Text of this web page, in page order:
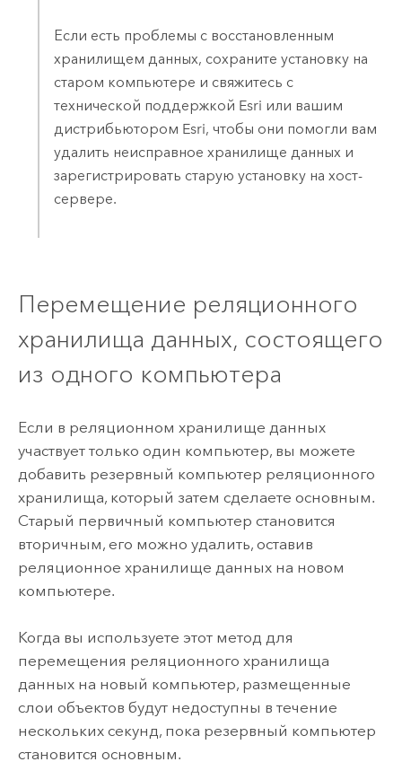
Если есть проблемы с восстановленным
хранилищем данных, сохраните установку на
старом компьютере и свяжитесь с
технической поддержкой Esri или вашим
дистрибьютором Esri, чтобы они помогли вам
удалить неисправное хранилище данных и
зарегистрировать старую установку на хост-
сервере.
Перемещение реляционного
хранилища данных, состоящего
из одного компьютера
Если в реляционном хранилище данных
участвует только один компьютер, вы можете
добавить резервный компьютер реляционного
хранилища, который затем сделаете основным.
Старый первичный компьютер становится
вторичным, его можно удалить, оставив
реляционное хранилище данных на новом
компьютере.
Когда вы используете этот метод для
перемещения реляционного хранилища
данных на новый компьютер, размещенные
слои объектов будут недоступны в течение
нескольких секунд, пока резервный компьютер
становится основным.